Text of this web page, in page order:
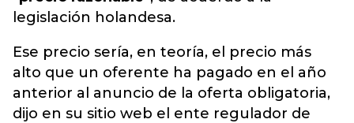
legislación holandesa.
Ese precio sería, en teoría, el precio más
alto que un oferente ha pagado en el año
anterior al anuncio de la oferta obligatoria,
dijo en su sitio web el ente regulador de